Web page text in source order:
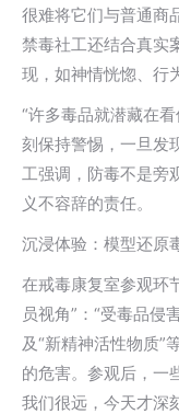
很难将它们与普通商
禁毒社工还结合真实
现，如神情恍惚、行
“许多毒品就潜藏在
刻保持警惕，一旦发
工强调，防毒不是旁
义不容辞的责任。
沉浸体验：模型还原
在戒毒康复室参观环
员视角”：“受毒品侵
及“新精神活性物质”
的危害。参观后，一
我们很远，今天才深